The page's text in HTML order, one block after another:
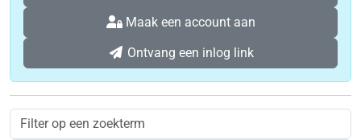
Maak een account aan
Ontvang een inlog link